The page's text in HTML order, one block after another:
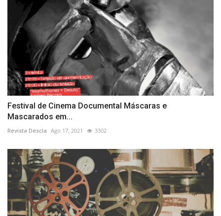
Festival de Cinema Documental Máscaras e
Mascarados em...
Revista Descla Ago 17, 2021 3302